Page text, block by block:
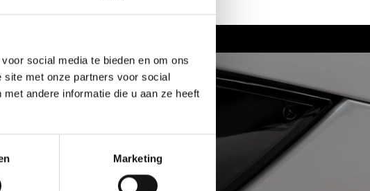
social media te bieden en om ons
site met onze partners voor social
andere informatie die u aan ze heeft
Marketing